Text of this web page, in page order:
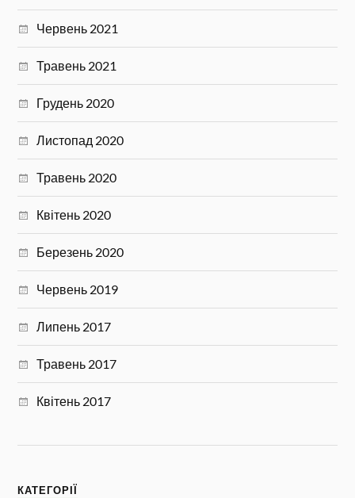
Червень 2021
Травень 2021
Грудень 2020
Листопад 2020
Травень 2020
Квітень 2020
Березень 2020
Червень 2019
Липень 2017
Травень 2017
Квітень 2017
КАТЕГОРІЇ